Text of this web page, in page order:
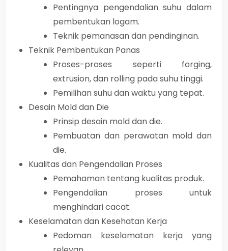
Pentingnya pengendalian suhu dalam
pembentukan logam.
Teknik pemanasan dan pendinginan.
Teknik Pembentukan Panas
Proses-proses seperti forging,
extrusion, dan rolling pada suhu tinggi.
Pemilihan suhu dan waktu yang tepat.
Desain Mold dan Die
Prinsip desain mold dan die.
Pembuatan dan perawatan mold dan
die.
Kualitas dan Pengendalian Proses
Pemahaman tentang kualitas produk.
Pengendalian proses untuk
menghindari cacat.
Keselamatan dan Kesehatan Kerja
Pedoman keselamatan kerja yang